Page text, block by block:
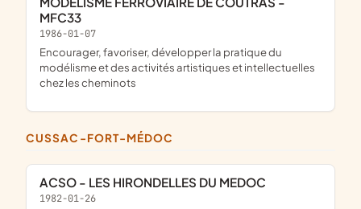
MFC33
1986-01-07
encourager, favoriser, développer la pratique du
modélisme et des activités artistiques et intellectuelles
chez les cheminots
CUSSAC-FORT-MÉDOC
ACSO - LES HIRONDELLES DU MEDOC
1982-01-26